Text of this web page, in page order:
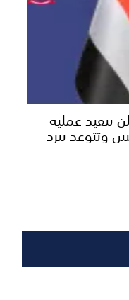
تنفيذ عملية
وتتوعد ببرد